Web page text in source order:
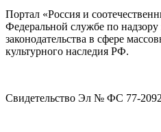
Портал «Россия и
Федеральной службе по
законодательства в сфере
культурного наследия РФ.
Свидетельство Эл № ФС 77-